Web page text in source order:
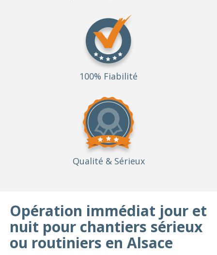
100% Fiabilité
Qualité & Sérieux
Opération immédiat jour et
nuit pour chantiers sérieux
ou routiniers en Alsace